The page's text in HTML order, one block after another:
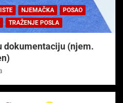
NJEMAČKA
POSAO
TRAŽENJE POSLA
dokumentaciju (njem.